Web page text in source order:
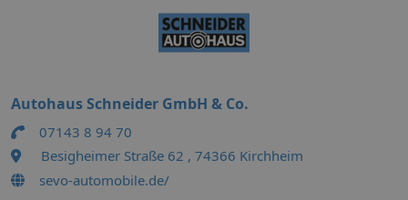
Autohaus Schneider GmbH & Co.
07143 8 94 70
Besigheimer Straße 62 , 74366 Kirchheim
sevo-automobile.de/